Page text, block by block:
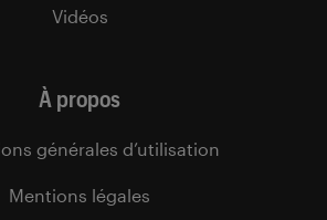
Vidéos
À propos
générales d’utilisation
Mentions légales